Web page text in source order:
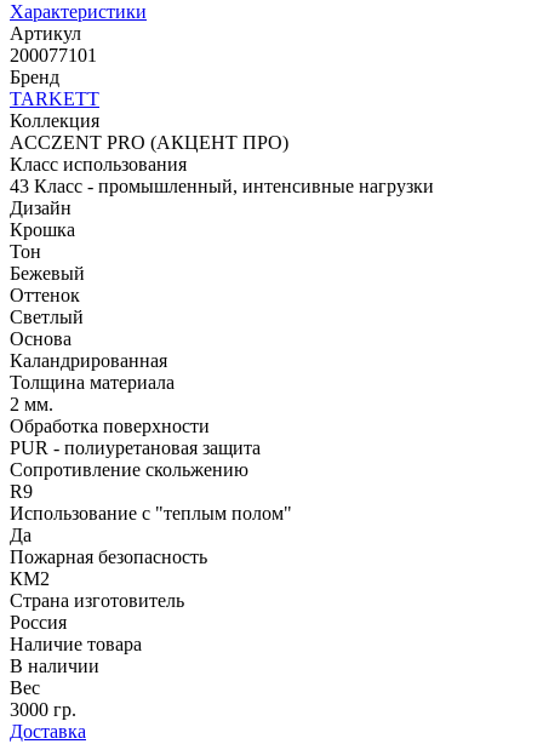
Характеристики
Артикул
200077101
Бренд
TARKETT
Коллекция
ACCZENT PRO (АКЦЕНТ ПРО)
Класс использования
43 Класс - промышленный, интенсивные нагрузки
Дизайн
Крошка
Тон
Бежевый
Оттенок
Светлый
Основа
Каландрированная
Толщина материала
2 мм.
Обработка поверхности
PUR - полиуретановая защита
Сопротивление скольжению
R9
Использование с "теплым полом"
Да
Пожарная безопасность
КМ2
Страна изготовитель
Россия
Наличие товара
В наличии
Вес
3000 гр.
Доставка